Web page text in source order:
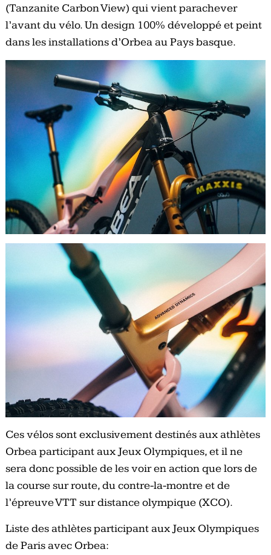
(Tanzanite Carbon View) qui vient parachever
l’avant du vélo. Un design 100% développé et peint
dans les installations d’Orbea au Pays basque.
Ces vélos sont exclusivement destinés aux athlètes
Orbea participant aux Jeux Olympiques, et il ne
sera donc possible de les voir en action que lors de
la course sur route, du contre-la-montre et de
l’épreuve VTT sur distance olympique (XCO).
Liste des athlètes participant aux Jeux Olympiques
de Paris avec Orbea: